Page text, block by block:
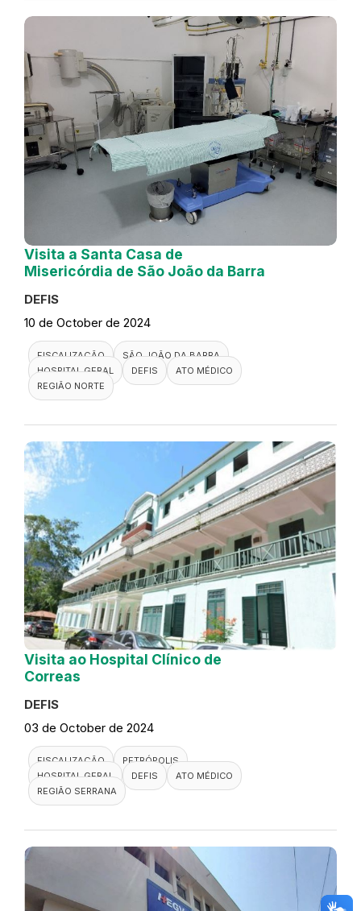
Visita a Santa Casa de
Misericórdia de São João da Barra
DEFIS
10 de October de 2024
FISCALIZAÇÃO
SÃO JOÃO DA BARRA
HOSPITAL GERAL
DEFIS
ATO MÉDICO
REGIÃO NORTE
Visita ao Hospital Clínico de
Correas
DEFIS
03 de October de 2024
FISCALIZAÇÃO
PETRÓPOLIS
HOSPITAL GERAL
DEFIS
ATO MÉDICO
REGIÃO SERRANA